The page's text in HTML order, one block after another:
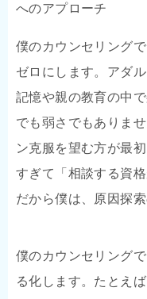
へのアプローチ
僕のカウンセリング
ゼロにします。アダ
記憶や親の教育の中
でも弱さでもありま
ン克服を望む方が最
すぎて「相談する資
だから僕は、原因探索
僕のカウンセリング
る化します。たとえば